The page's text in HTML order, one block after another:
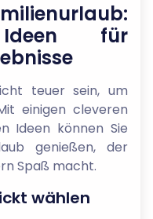
für
teuer sein, um
einigen cleveren
Ideen können Sie
genießen, der
Spaß macht.
wählen